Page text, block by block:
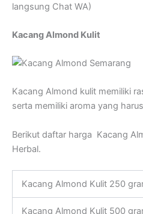
langsung Chat WA)
Kacang Almond Kulit
Kacang Almond kulit memiliki
serta memiliki aroma yang
Berikut daftar harga Kacang
Herbal.
Kacang Almond Kulit 250
Kacang Almond Kulit 500